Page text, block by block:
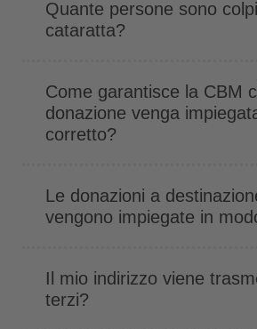
Quante persone sono
cataratta?
Come garantisce la CBM
donazione venga
corretto?
Le donazioni a
vengono impiegate in
Il mio indirizzo viene
terzi?